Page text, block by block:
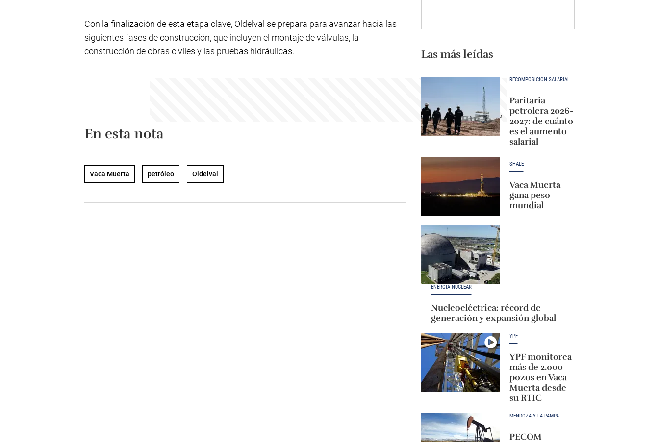
Con la finalización de esta etapa clave, Oldelval se prepara para avanzar hacia las
siguientes fases de construcción, que incluyen el montaje de válvulas, la
construcción de obras civiles y las pruebas hidráulicas.
En esta nota
Vaca Muerta petróleo Oldelval
Las más leídas
RECOMPOSICIÓN SALARIAL
Paritaria
petrolera 2026-
2027: de cuánto
es el aumento
salarial
SHALE
Vaca Muerta
gana peso
mundial
ENERGÍA NUCLEAR
Nucleoeléctrica: récord de
generación y expansión global
YPF
YPF monitorea
más de 2.000
pozos en Vaca
Muerta desde
su RTIC
MENDOZA Y LA PAMPA
PECOM